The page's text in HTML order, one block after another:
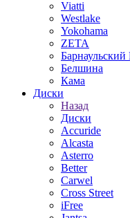
Viatti
Westlake
Yokohama
ZETA
Белшина
Кама
Диски
Назад
Диски
Accuride
Alcasta
Asterro
Better
Carwel
Cross Street
iFree